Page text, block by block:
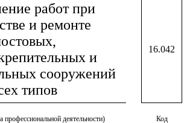
работ при
и ремонте
и
сооружений
типов
16.042
профессиональной деятельности) Код